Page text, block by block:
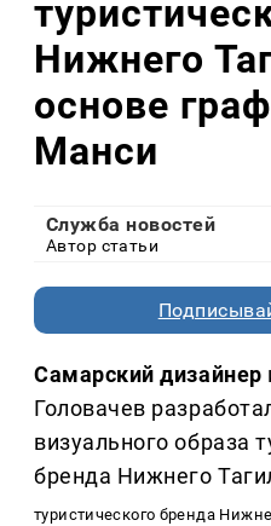
Нижнего
основе
Манси
Служба новостей
Автор статьи
Самарский дизайнер
Головачев
визуального образа
бренда Нижнего
туристического бренда